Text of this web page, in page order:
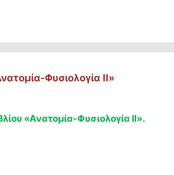
Φυσιολογία ΙΙ»
«Ανατομία-Φυσιολογία ΙΙ».